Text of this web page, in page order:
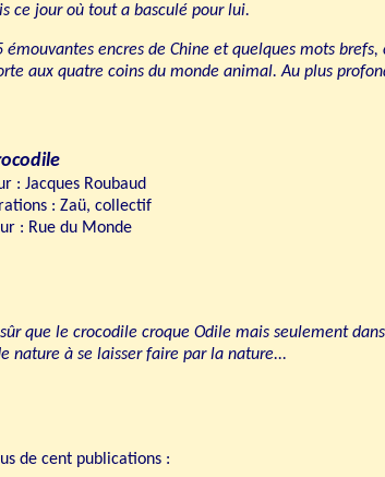
ce jour où tout a basculé pour lui.
émouvantes encres de Chine et quelques mots
aux quatre coins du monde animal. Au plus
: Jacques Roubaud
: Zaü, collectif
: Rue du Monde
que le crocodile croque Odile mais seulement
nature à se laisser faire par la nature...
de cent publications :